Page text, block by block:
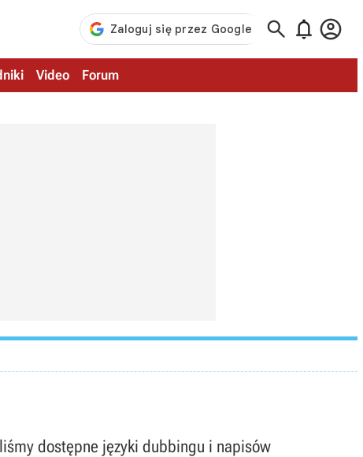
  
Video Forum
dostępne języki dubbingu i napisów